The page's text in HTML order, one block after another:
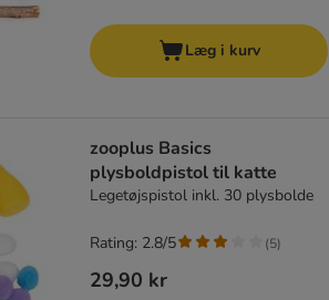
Læg i kurv
zooplus Basics
plysboldpistol til katte
Legetøjspistol inkl. 30 plysbolde
29,90 kr
Rating: 2.8/5 (5)